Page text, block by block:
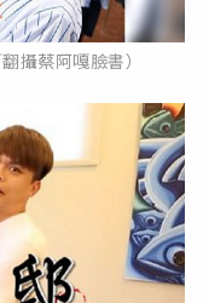
攝蔡阿嘎臉書）